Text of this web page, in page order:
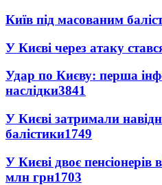
Київ під масованим
У Києві через атаку
Удар по Києву: перша
наслідки3841
У Києві затримали
балістики1749
У Києві двоє
млн грн1703